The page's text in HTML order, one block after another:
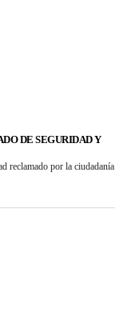
DE SEGURIDAD Y
reclamado por la ciudadanía